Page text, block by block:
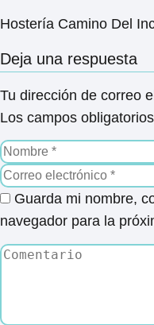
Hostería Camino Del
Deja una respuesta
Tu dirección de correo
Los campos
Guarda mi nombre,
navegador para la